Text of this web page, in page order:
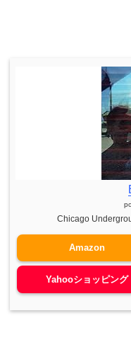
Chicago
Amazon
Yahooショッピング